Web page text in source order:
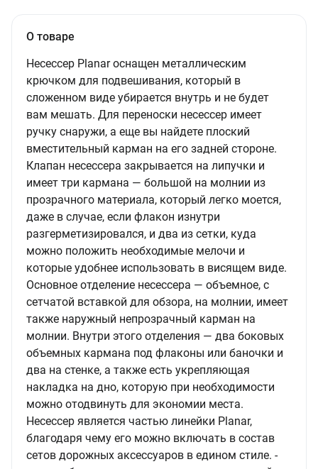
О товаре
Несессер Planar оснащен металлическим
крючком для подвешивания, который в
сложенном виде убирается внутрь и не будет
вам мешать. Для переноски несессер имеет
ручку снаружи, а еще вы найдете плоский
вместительный карман на его задней стороне.
Клапан несессера закрывается на липучки и
имеет три кармана — большой на молнии из
прозрачного материала, который легко моется,
даже в случае, если флакон изнутри
разгерметизировался, и два из сетки, куда
можно положить необходимые мелочи и
которые удобнее использовать в висящем виде.
Основное отделение несессера — объемное, с
сетчатой вставкой для обзора, на молнии, имеет
также наружный непрозрачный карман на
молнии. Внутри этого отделения — два боковых
объемных кармана под флаконы или баночки и
два на стенке, а также есть укрепляющая
накладка на дно, которую при необходимости
можно отодвинуть для экономии места.
Несессер является частью линейки Planar,
благодаря чему его можно включать в состав
сетов дорожных аксессуаров в едином стиле. -